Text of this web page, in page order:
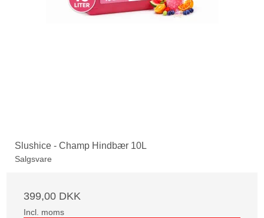
Slushice - Champ Hindbær 10L
Salgsvare
399,00 DKK
Incl. moms